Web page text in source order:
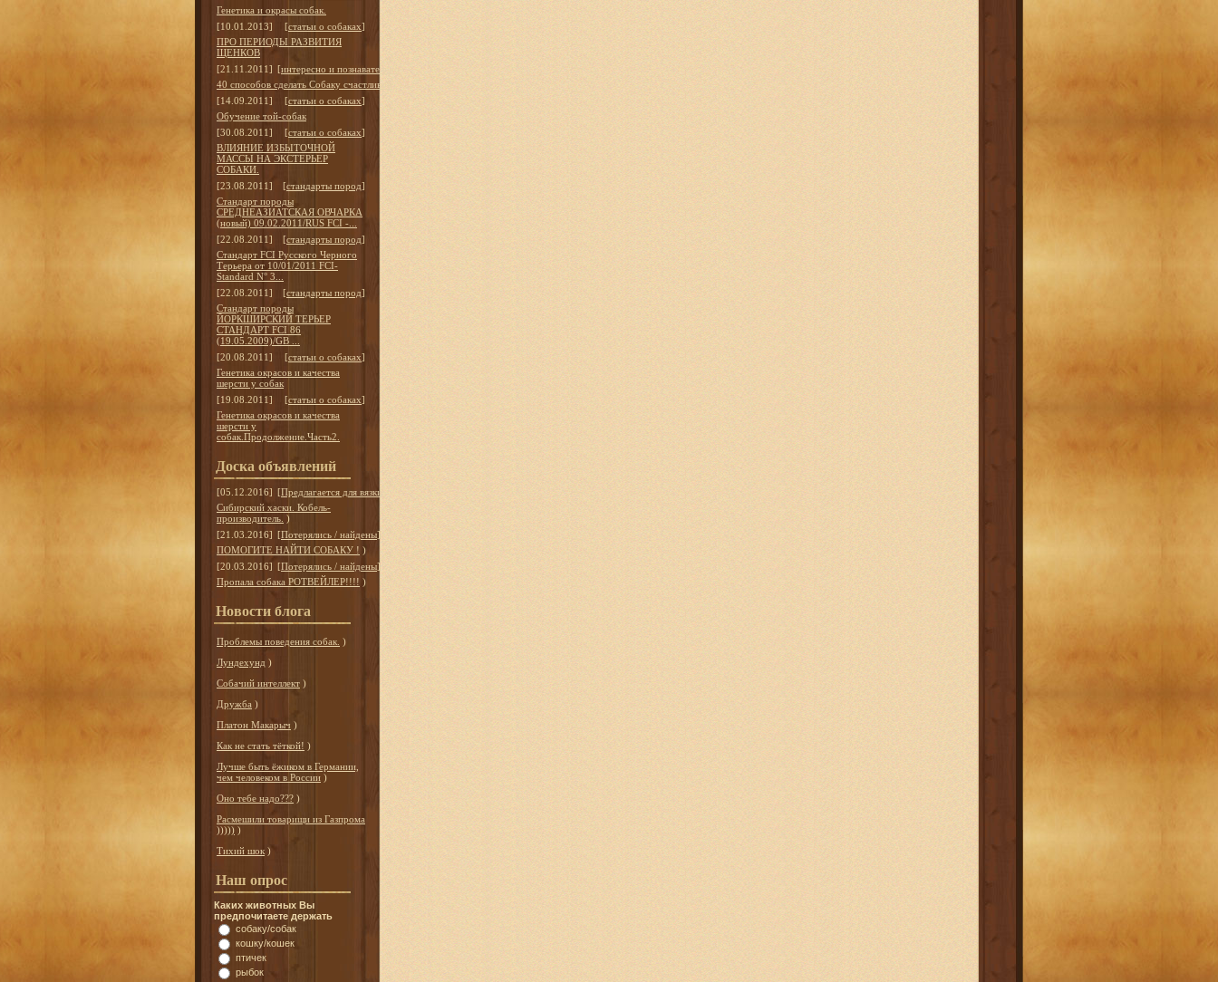
Генетика и окрасы собак.
[10.01.2013]
[статьи о собаках]
ПРО ПЕРИОДЫ РАЗВИТИЯ
ЩЕНКОВ
[21.11.2011] [интересно и познавательно
40 способов сделать Собаку счастливой
[14.09.2011]
[статьи о собаках]
Обучение той-собак
[30.08.2011]
[статьи о собаках]
ВЛИЯНИЕ ИЗБЫТОЧНОЙ
МАССЫ НА ЭКСТЕРЬЕР
СОБАКИ.
[23.08.2011]
[стандарты пород]
Стандарт породы
СРЕДНЕАЗИАТСКАЯ ОВЧАРКА
(новый) 09.02.2011/RUS FCI -...
[22.08.2011]
[стандарты пород]
Стандарт FCI Русского Черного
Терьера от 10/01/2011 FCI-
Standard N° 3...
[22.08.2011]
[стандарты пород]
Стандарт породы
ЙОРКШИРСКИЙ ТЕРЬЕР
СТАНДАРТ FCI 86
(19.05.2009)/GB ...
[20.08.2011]
[статьи о собаках]
Генетика окрасов и качества
шерсти у собак
[19.08.2011]
[статьи о собаках]
Генетика окрасов и качества
шерсти у
собак.Продолжение.Часть2.
Доска объявлений
[05.12.2016] [Предлагается для вязки
Сибирский хаски. Кобель-
производитель. )
[21.03.2016] [Потерялись / найдены]
ПОМОГИТЕ НАЙТИ СОБАКУ ! )
[20.03.2016] [Потерялись / найдены]
Пропала собака РОТВЕЙЛЕР!!!! )
Новости блога
Проблемы поведения собак. )
Лундехунд )
Собачий интеллект )
Дружба )
Платон Макарыч )
Как не стать тёткой! )
Лучше быть ёжиком в Германии,
чем человеком в России )
Оно тебе надо??? )
Расмешили товарищи из Газпрома
))))) )
Тихий шок )
Наш опрос
Каких животных Вы
предпочитаете держать
собаку/собак
кошку/кошек
птичек
рыбок